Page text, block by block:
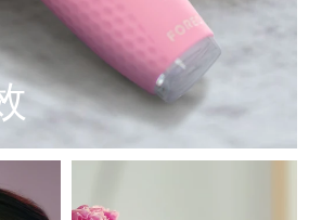
4 go
or gym bag
護膚
設備
facelift devices
3 go
red light therapy
& hydration
4 baby
0-3
Teeth Whitening Set
+ sonic device & 18% PAP gel
102
clinical anti-aging
202
301
strengthening scalp massager
Scalp Serum
probiotic serum
肌膚年輕化
501
Red Light Therapy
502
Red Light Therapy
預計送達日期 8/11/26
預計送達日期
預計送達日期